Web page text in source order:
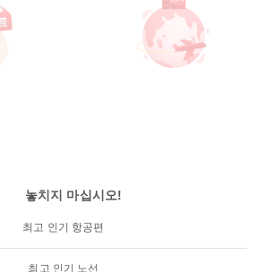
놓치지 마십시오!
최고 인기 항공편
최고 인기 노선